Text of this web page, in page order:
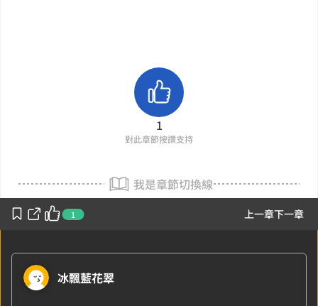
1 上一章下一章
1
對此章節按讚支持
我是章節切換線
冰飄藍花翠